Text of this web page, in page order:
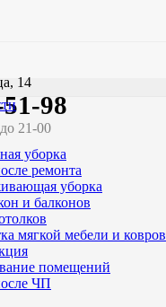
14
98
21-00
уборка
ремонта
уборка
и балконов
мягкой мебели и ковров
помещений
ЧП